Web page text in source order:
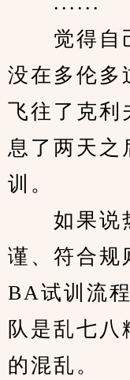
觉得自己
没在多伦多
飞往了克利
息了两天之
训。
如果说热
谨、符合规
BA试训流
队是乱七八
的混乱。